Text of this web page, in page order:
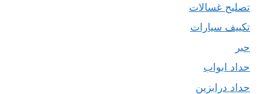
تصليح غسالات
تكييف سيارات
حبر
حداد ابواب
حداد درابزين